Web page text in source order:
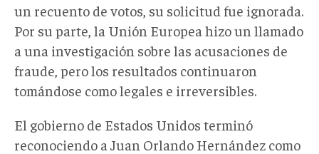
un recuento de votos, su solicitud fue ignorada.
Por su parte, la Unión Europea hizo un llamado
a una investigación sobre las acusaciones de
fraude, pero los resultados continuaron
tomándose como legales e irreversibles.
El gobierno de Estados Unidos terminó
reconociendo a Juan Orlando Hernández como